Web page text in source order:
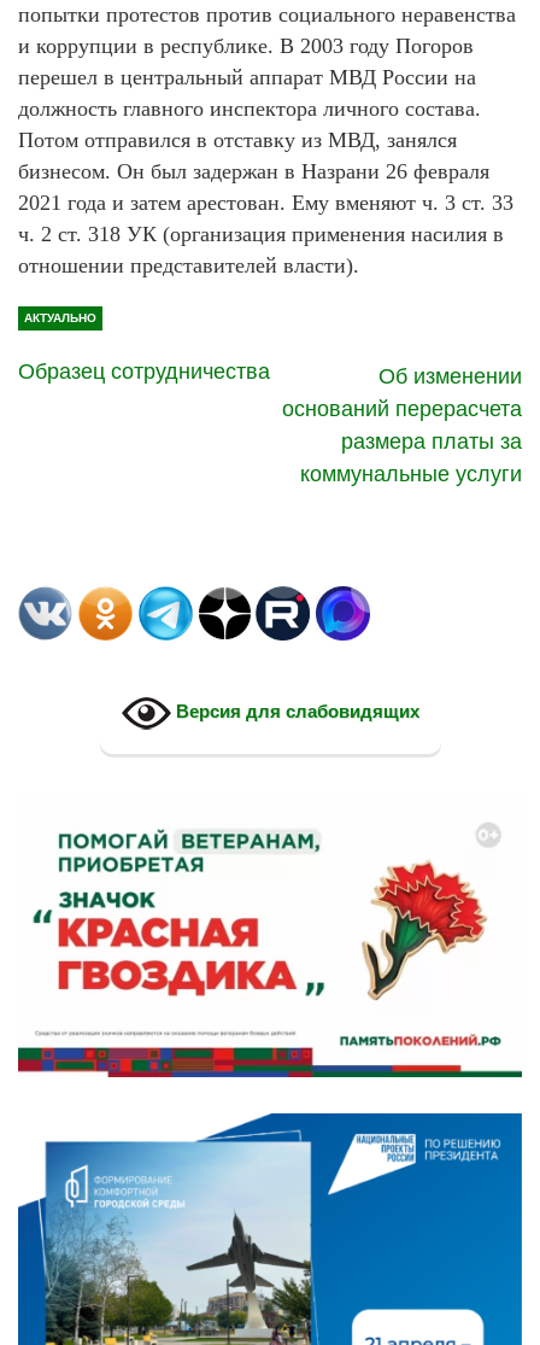
попытки протестов против социального неравенства
и коррупции в республике. В 2003 году Погоров
перешел в центральный аппарат МВД России на
должность главного инспектора личного состава.
Потом отправился в отставку из МВД, занялся
бизнесом. Он был задержан в Назрани 26 февраля
2021 года и затем арестован. Ему вменяют ч. 3 ст. 33
ч. 2 ст. 318 УК (организация применения насилия в
отношении представителей власти).
АКТУАЛЬНО
Образец сотрудничества
Об изменении
оснований перерасчета
размера платы за
коммунальные услуги
Версия для слабовидящих